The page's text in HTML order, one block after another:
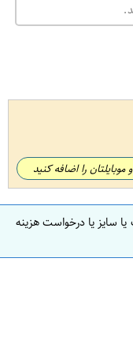
را اضافه کنید
سایز یا درخواست هزینه